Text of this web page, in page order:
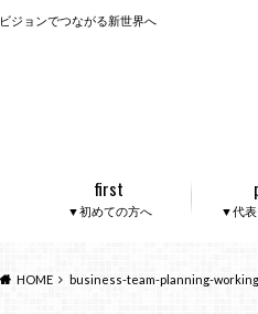
ビジョンでつながる新世界へ
▼初めての方へ
first
▼代表
HOME business-team-planning-